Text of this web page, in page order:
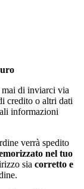
di inviarci via
credito o altri dati
informazioni
verrà spedito
nel tuo
sia corretto e